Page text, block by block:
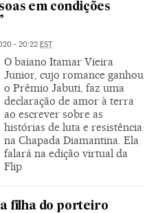
em condições
- 20:22 EST
O baiano Itamar Vieira
Junior, cujo romance ganhou
o Prêmio Jabuti, faz uma
declaração de amor à terra
ao escrever sobre as
histórias de luta e resistência
na Chapada Diamantina. Ela
falará na edição virtual da
Flip
a filha do porteiro